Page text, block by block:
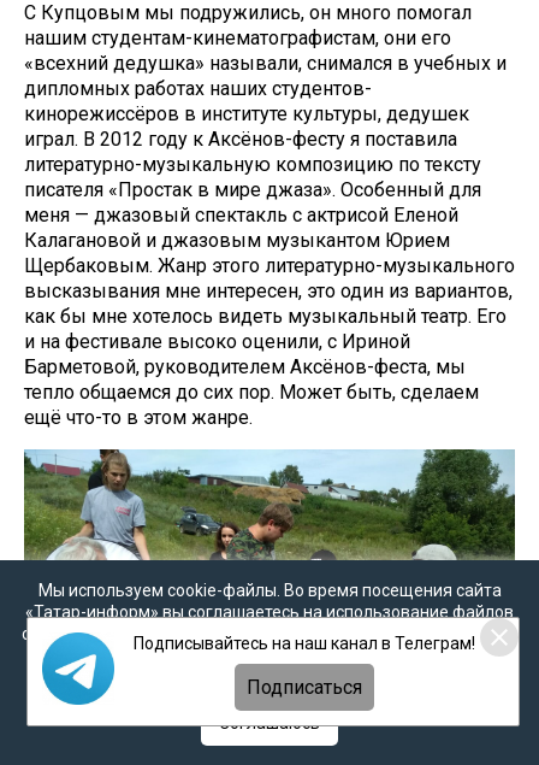
С Купцовым мы подружились, он много помогал
нашим студентам-кинематографистам, они его
«всехний дедушка» называли, снимался в учебных и
дипломных работах наших студентов-
кинорежиссёров в институте культуры, дедушек
играл. В 2012 году к Аксёнов-фесту я поставила
литературно-музыкальную композицию по тексту
писателя «Простак в мире джаза». Особенный для
меня — джазовый спектакль с актрисой Еленой
Калагановой и джазовым музыкантом Юрием
Щербаковым. Жанр этого литературно-музыкального
высказывания мне интересен, это один из вариантов,
как бы мне хотелось видеть музыкальный театр. Его
и на фестивале высоко оценили, с Ириной
Барметовой, руководителем Аксёнов-феста, мы
тепло общаемся до сих пор. Может быть, сделаем
ещё что-то в этом жанре.
Мы используем cookie-файлы. Во время посещения сайта
«Татар-информ» вы соглашаетесь на использование файлов
cookie в соответствии с настоящим уведомлением, согласием
наобработку персональных данных,Политикой о
персональных данных
Политикой конфиденциальности
Соглашаюсь
Подписывайтесь на наш канал в Телеграм!
Подписаться